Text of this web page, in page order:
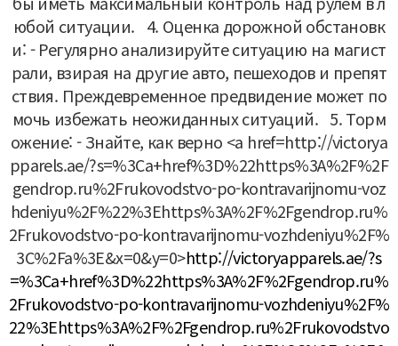
юбой ситуации. 4. Оценка дорожной обстановк
и:- Регулярно анализируйте ситуацию на магист
рали, взирая на другие авто, пешеходов и препят
ствия. Преждевременное предвидение может по
мочь избежать неожиданных ситуаций. 5. Торм
ожение:- Знайте, как верно <a href=http://victorya
pparels.ae/?s=%3Ca+href%3D%22https%3A%2F%2F
gendrop.ru%2Frukovodstvo-po-kontravarijnomu-voz
hdeniyu%2F%22%3Ehttps%3A%2F%2Fgendrop.ru%
2Frukovodstvo-po-kontravarijnomu-vozhdeniyu%2F%
3C%2Fa%3E&x=0&y=0>http://victoryapparels.ae/?s
=%3Ca+href%3D%22https%3A%2F%2Fgendrop.ru%
2Frukovodstvo-po-kontravarijnomu-vozhdeniyu%2F%
22%3Ehttps%3A%2F%2Fgendrop.ru%2Frukovodstvo